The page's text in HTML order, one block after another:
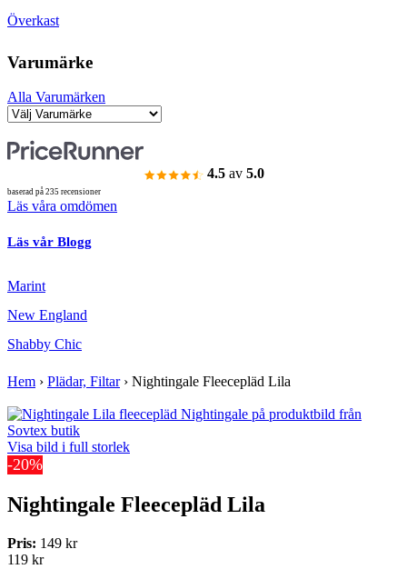
Överkast
Varumärke
Alla Varumärken
4.5 av 5.0
baserad på 235 recensioner
Läs våra omdömen
Läs vår Blogg
Marint
New England
Shabby Chic
Hem › Plädar, Filtar› Nightingale Fleecepläd Lila
Visa bild i full storlek
-20%
Nightingale Fleecepläd Lila
Pris: 149 kr
119 kr